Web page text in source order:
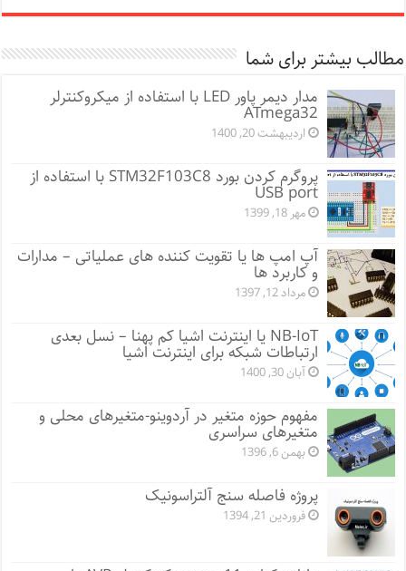
مطالب بیشتر برای شما
مدار دیمر پاور LED با استفاده از میکروکنترلر
ATmega32
اردیبهشت 20, 1400
پروگرم کردن بورد STM32F103C8 با استفاده از
USB port
مهر 18, 1399
آپ امپ ها یا تقویت کننده های عملیاتی – مدارات
و کاربرد ها
مرداد 12, 1397
NB-IoT یا اینترنت اشیا کم پهنا – نسل بعدی
ارتباطات شبکه برای اینترنت اشیا
آبان 30, 1400
مفهوم حوزه متغیر در آردوینو-متغیرهای محلی و
متغیرهای سراسری
بهمن 6, 1396
پروژه فاصله سنج آلتراسونیک
فروردین 21, 1394